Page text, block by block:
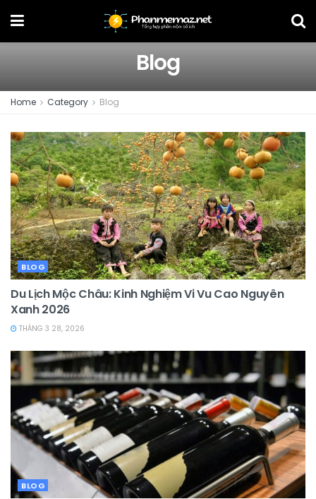
Blog
Home Category Blog
BLOG
Du Lịch Mộc Châu: Kinh Nghiệm Vi Vu Cao Nguyên
Xanh 2026
THÁNG 3 28, 2026
BLOG